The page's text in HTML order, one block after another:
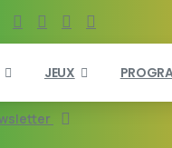
JEUX